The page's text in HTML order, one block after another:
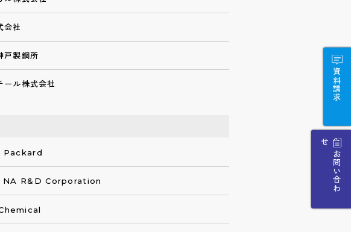
資料請求
お
問
い
合
わ
せ
会社
戸製鋼所
ール株式会社
NA R&D Corporation